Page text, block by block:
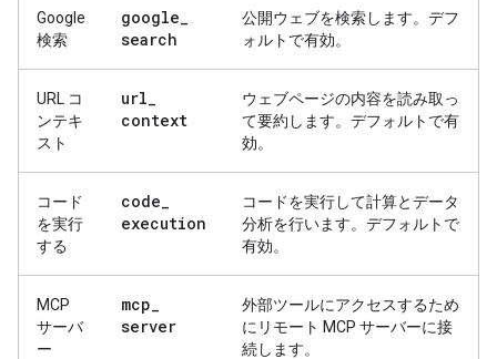
Google
検索
google_
search
公開ウェブを検索します。デフ
ォルトで有効。
URL コ
ンテキ
スト
url_
context
ウェブページの内容を読み取っ
て要約します。デフォルトで有
効。
コード
を実行
する
code_
execution
コードを実行して計算とデータ
分析を行います。デフォルトで
有効。
MCP
サーバ
ー
mcp_
server
外部ツールにアクセスするため
にリモート MCP サーバーに接
続します。